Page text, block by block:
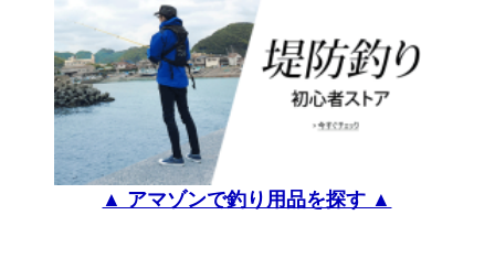
▲ アマゾンで釣り用品を探す ▲